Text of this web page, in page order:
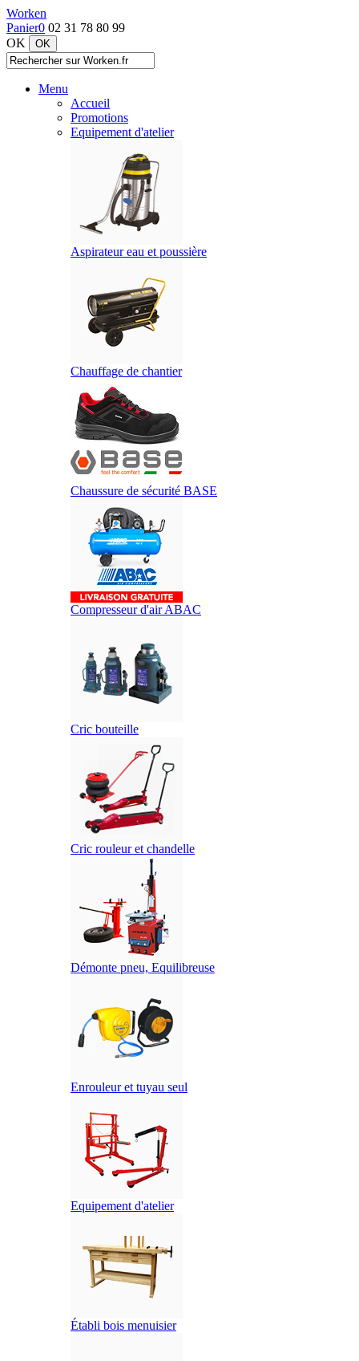
Worken
Panier0 02 31 78 80 99
OK
Menu
Accueil
Promotions
Equipement d'atelier
Aspirateur eau et poussière
Chauffage de chantier
Chaussure de sécurité BASE
Compresseur d'air ABAC
Cric bouteille
Cric rouleur et chandelle
Démonte pneu, Equilibreuse
Enrouleur et tuyau seul
Equipement d'atelier
Établi bois menuisier